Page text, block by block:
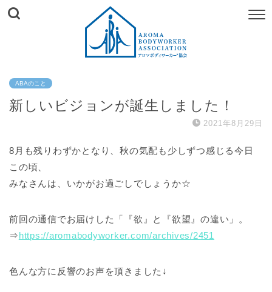
ABAのこと
新しいビジョンが誕生しました！
2021年8月29日
8月も残りわずかとなり、秋の気配も少しずつ感じる今日
この頃、
みなさんは、いかがお過ごしでしょうか☆
前回の通信でお届けした「『欲』と『欲望』の違い」。
⇒https://aromabodyworker.com/archives/2451
色んな方に反響のお声を頂きました↓